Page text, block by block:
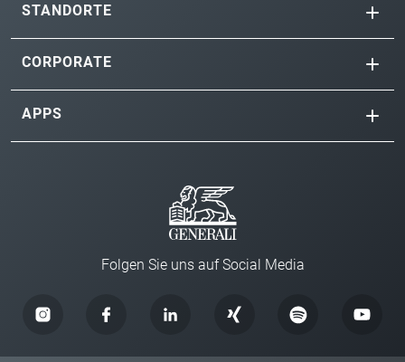
STANDORTE
CORPORATE
APPS
Folgen Sie uns auf Social Media